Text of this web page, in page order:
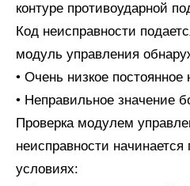
контуре противоударной
Код неисправности
модуль управления
• Очень низкое постоянное
• Неправильное значение
Проверка модулем
неисправности
условиях: